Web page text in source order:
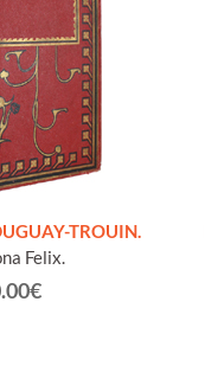
TROUIN.
Felix.